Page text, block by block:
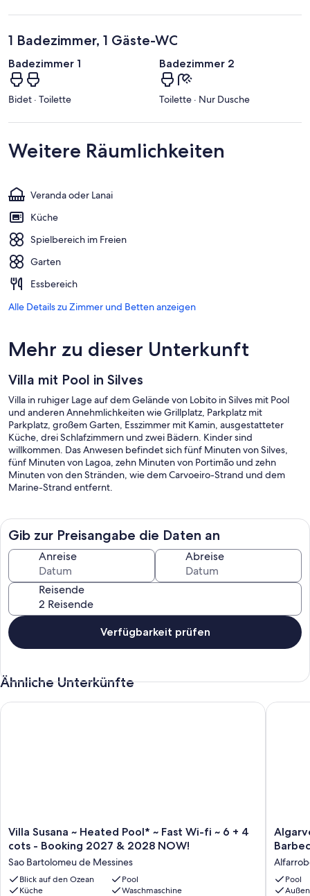
1 Badezimmer, 1 Gäste-WC
Badezimmer 1
Bidet · Toilette
Badezimmer 2
Toilette · Nur Dusche
Weitere Räumlichkeiten
Veranda oder Lanai
Küche
Spielbereich im Freien
Garten
Essbereich
Alle Details zu Zimmer und Betten anzeigen
Mehr zu dieser Unterkunft
Villa mit Pool in Silves
Villa in ruhiger Lage auf dem Gelände von Lobito in Silves mit Pool
und anderen Annehmlichkeiten wie Grillplatz, Parkplatz mit
Parkplatz, großem Garten, Esszimmer mit Kamin, ausgestatteter
Küche, drei Schlafzimmern und zwei Bädern. Kinder sind
willkommen. Das Anwesen befindet sich fünf Minuten von Silves,
fünf Minuten von Lagoa, zehn Minuten von Portimão und zehn
Minuten von den Stränden, wie dem Carvoeiro-Strand und dem
Marine-Strand entfernt.
Gib zur Preisangabe die Daten an
Anreise Abreise
Reisende
Verfügbarkeit prüfen
Ähnliche Unterkünfte
Villa
Susana
Heated
Pool*
~
Villa Susana ~ Heated Pool* ~ Fast Wi-fi ~ 6 + 4
cots - Booking 2027 & 2028 NOW!
Sao Bartolomeu de Messines
Blick auf den Ozean
Pool
Küche
Waschmaschine
Villa Susana ~ Heated Pool* ~ Fast Wi-fi ~ 6 + 4 cots -
Algarve,
Lagos,
Ruhe
Pool
Algarve,